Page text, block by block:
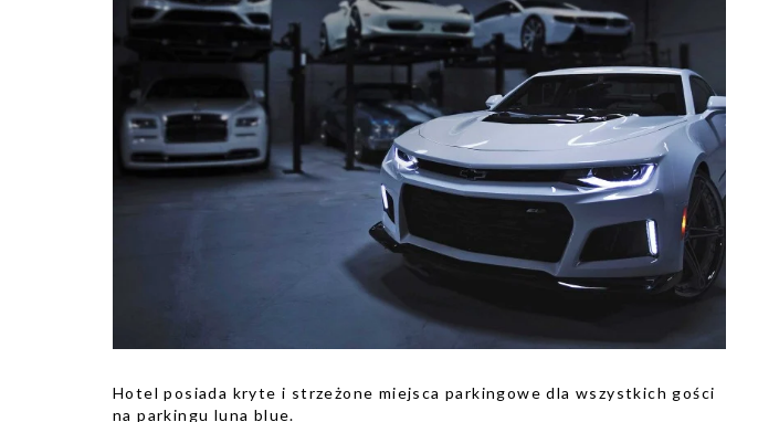
Hotel posiada kryte i strzeżone miejsca parkingowe dla wszystkich gości
na parkingu luna blue.